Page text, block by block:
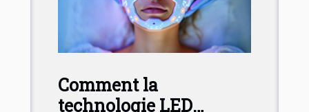
Comment la
technologie LED